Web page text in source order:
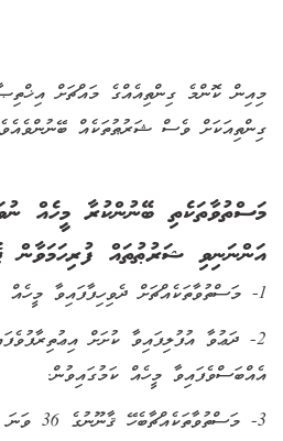
މިއިން ކޮންމެ ގިންތިއެއްގެ މައްޗަށް
ގިންތިއަކަށް ވެސް ޝަރުޠުތަކެއް
މަސްތުވާތަކެތި ބޭނުންކުރާ މީހެއް
އަންނަނިވި ޝަރުޠުތައް ފުރިހަމަވާން
1- މަސްތުވާތަކެއްޗަށް ދެވިހިފާފައިވާ މީހެއް ކަމުގައިވުން.
2- ދަޢުވާ އުފުލިފައިވާ ކުށަށް
އެއްބަސްވެފައިވާ މީހެއް ކަމުގައިވުން.
3-